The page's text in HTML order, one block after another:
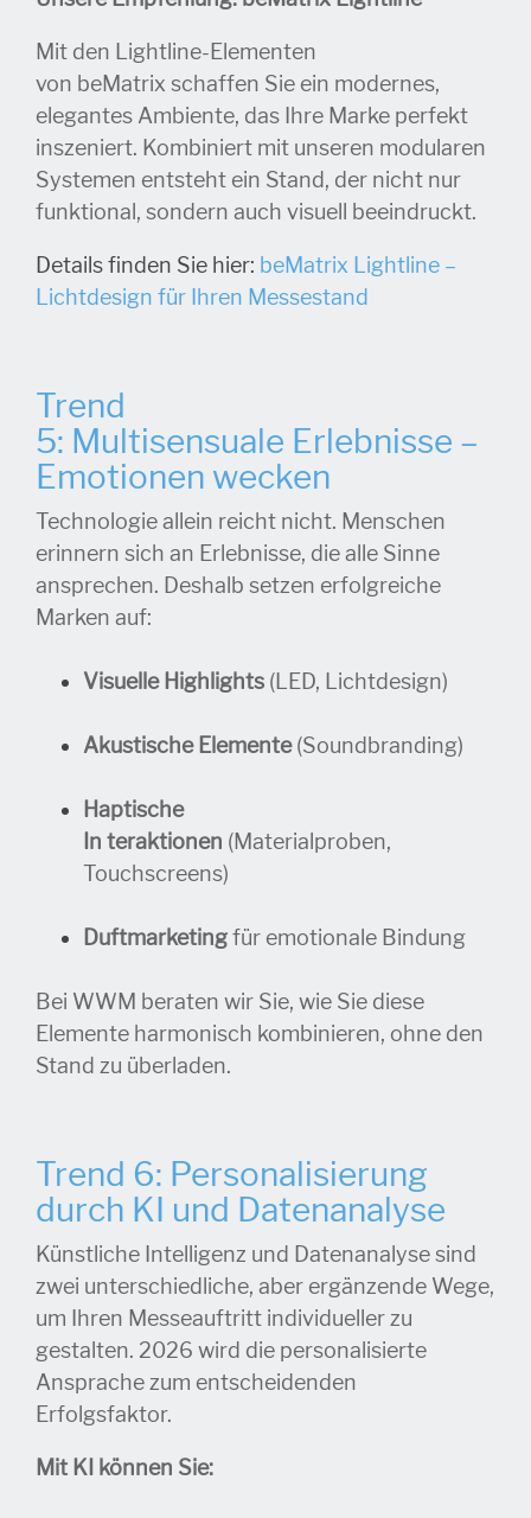
Mit den Lightline-Elementen
von beMatrix schaffen Sie ein modernes,
elegantes Ambiente, das Ihre Marke perfekt
inszeniert. Kombiniert mit unseren modularen
Systemen entsteht ein Stand, der nicht nur
funktional, sondern auch visuell beeindruckt.
Details finden Sie hier: beMatrix Lightline –
Lichtdesign für Ihren Messestand
Trend
5: Multisensuale Erlebnisse –
Emotionen wecken
Technologie allein reicht nicht. Menschen
erinnern sich an Erlebnisse, die alle Sinne
ansprechen. Deshalb setzen erfolgreiche
Marken auf:
Visuelle Highlights (LED, Lichtdesign)
Akustische Elemente(Soundbranding)
Haptische
In teraktionen (Materialproben,
Touchscreens)
Duftmarketingfür emotionale Bindung
Bei WWM beraten wir Sie, wie Sie diese
Elemente harmonisch kombinieren, ohne den
Stand zu überladen.
Trend 6: Personalisierung
durch KI und Datenanalyse
Künstliche Intelligenz und Datenanalyse sind
zwei unterschiedliche, aber ergänzende Wege,
um Ihren Messeauftritt individueller zu
gestalten. 2026 wird die personalisierte
Ansprache zum entscheidenden
Erfolgsfaktor.
Mit KI können Sie: